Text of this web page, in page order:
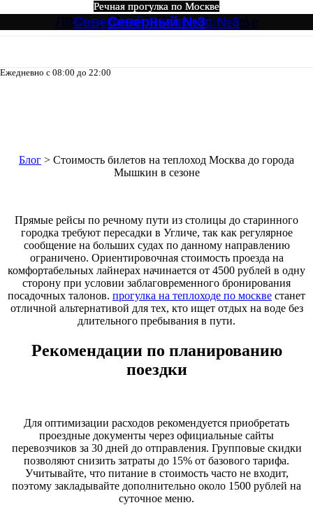
Ежедневно с 08:00 до 22:00
Блог > Стоимость билетов на теплоход Москва до города
Мышкин в сезоне
Прямые рейсы по речному пути из столицы до старинного
городка требуют пересадки в Угличе, так как регулярное
сообщение на больших судах по данному направлению
ограничено. Ориентировочная стоимость проезда на
комфортабельных лайнерах начинается от 4500 рублей в одну
сторону при условии заблаговременного бронирования
посадочных талонов. прогулка на теплоходе по москве станет
отличной альтернативой для тех, кто ищет отдых на воде без
длительного пребывания в пути.
Рекомендации по планированию
поездки
Для оптимизации расходов рекомендуется приобретать
проездные документы через официальные сайты
перевозчиков за 30 дней до отправления. Групповые скидки
позволяют снизить затраты до 15% от базового тарифа.
Учитывайте, что питание в стоимость часто не входит,
поэтому закладывайте дополнительно около 1500 рублей на
суточное меню.
Речная прогулка по Москве
Ривер Палас (River Palace)
Речная прогулка по Москве
Лагуна, Кристалл от Зарядье
Речная прогулка по Москве
Огни Столицы
Речная прогулка по Москве
Музыкальный экспресс
Речная прогулка по Москве
Северный Экспресс №3
Речная прогулка по Москве
Северный №3